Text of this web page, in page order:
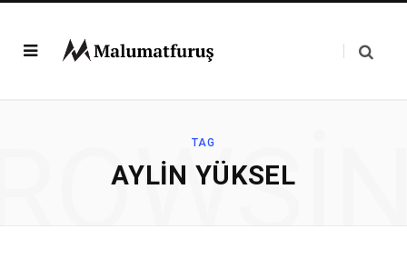
TAG
AYLIN YÜKSEL